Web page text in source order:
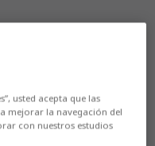
usted acepta que las
mejorar la navegación del
con nuestros estudios